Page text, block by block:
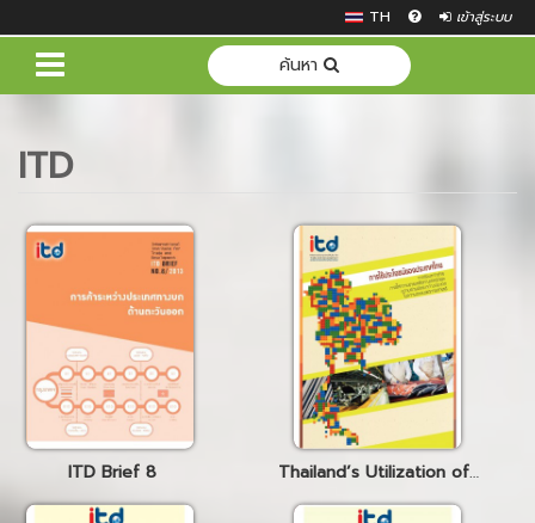
TH เข้าสู่ระบบ
ค้นหา
ITD
ITD Brief 8 Thailand’s Utilization of Technical Assistance and Cooperation Chapters in Free Trade Agreements